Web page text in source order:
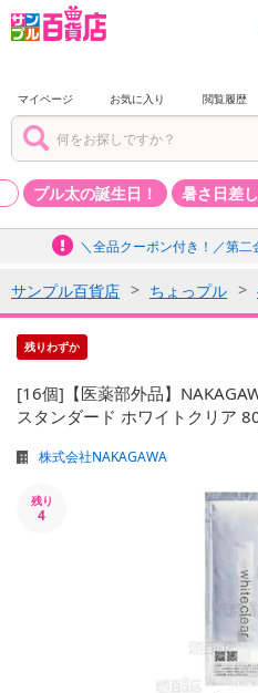
マイページ お気に入り 閲覧履歴
プル太の誕生日！ 暑さ日差
＼全品クーポン付き！／第二
サンプル百貨店 ちょっプル
残りわずか
[16個]【医薬部外品】
スタンダード ホワイトクリア
株式会社NAKAGAWA
残り
4